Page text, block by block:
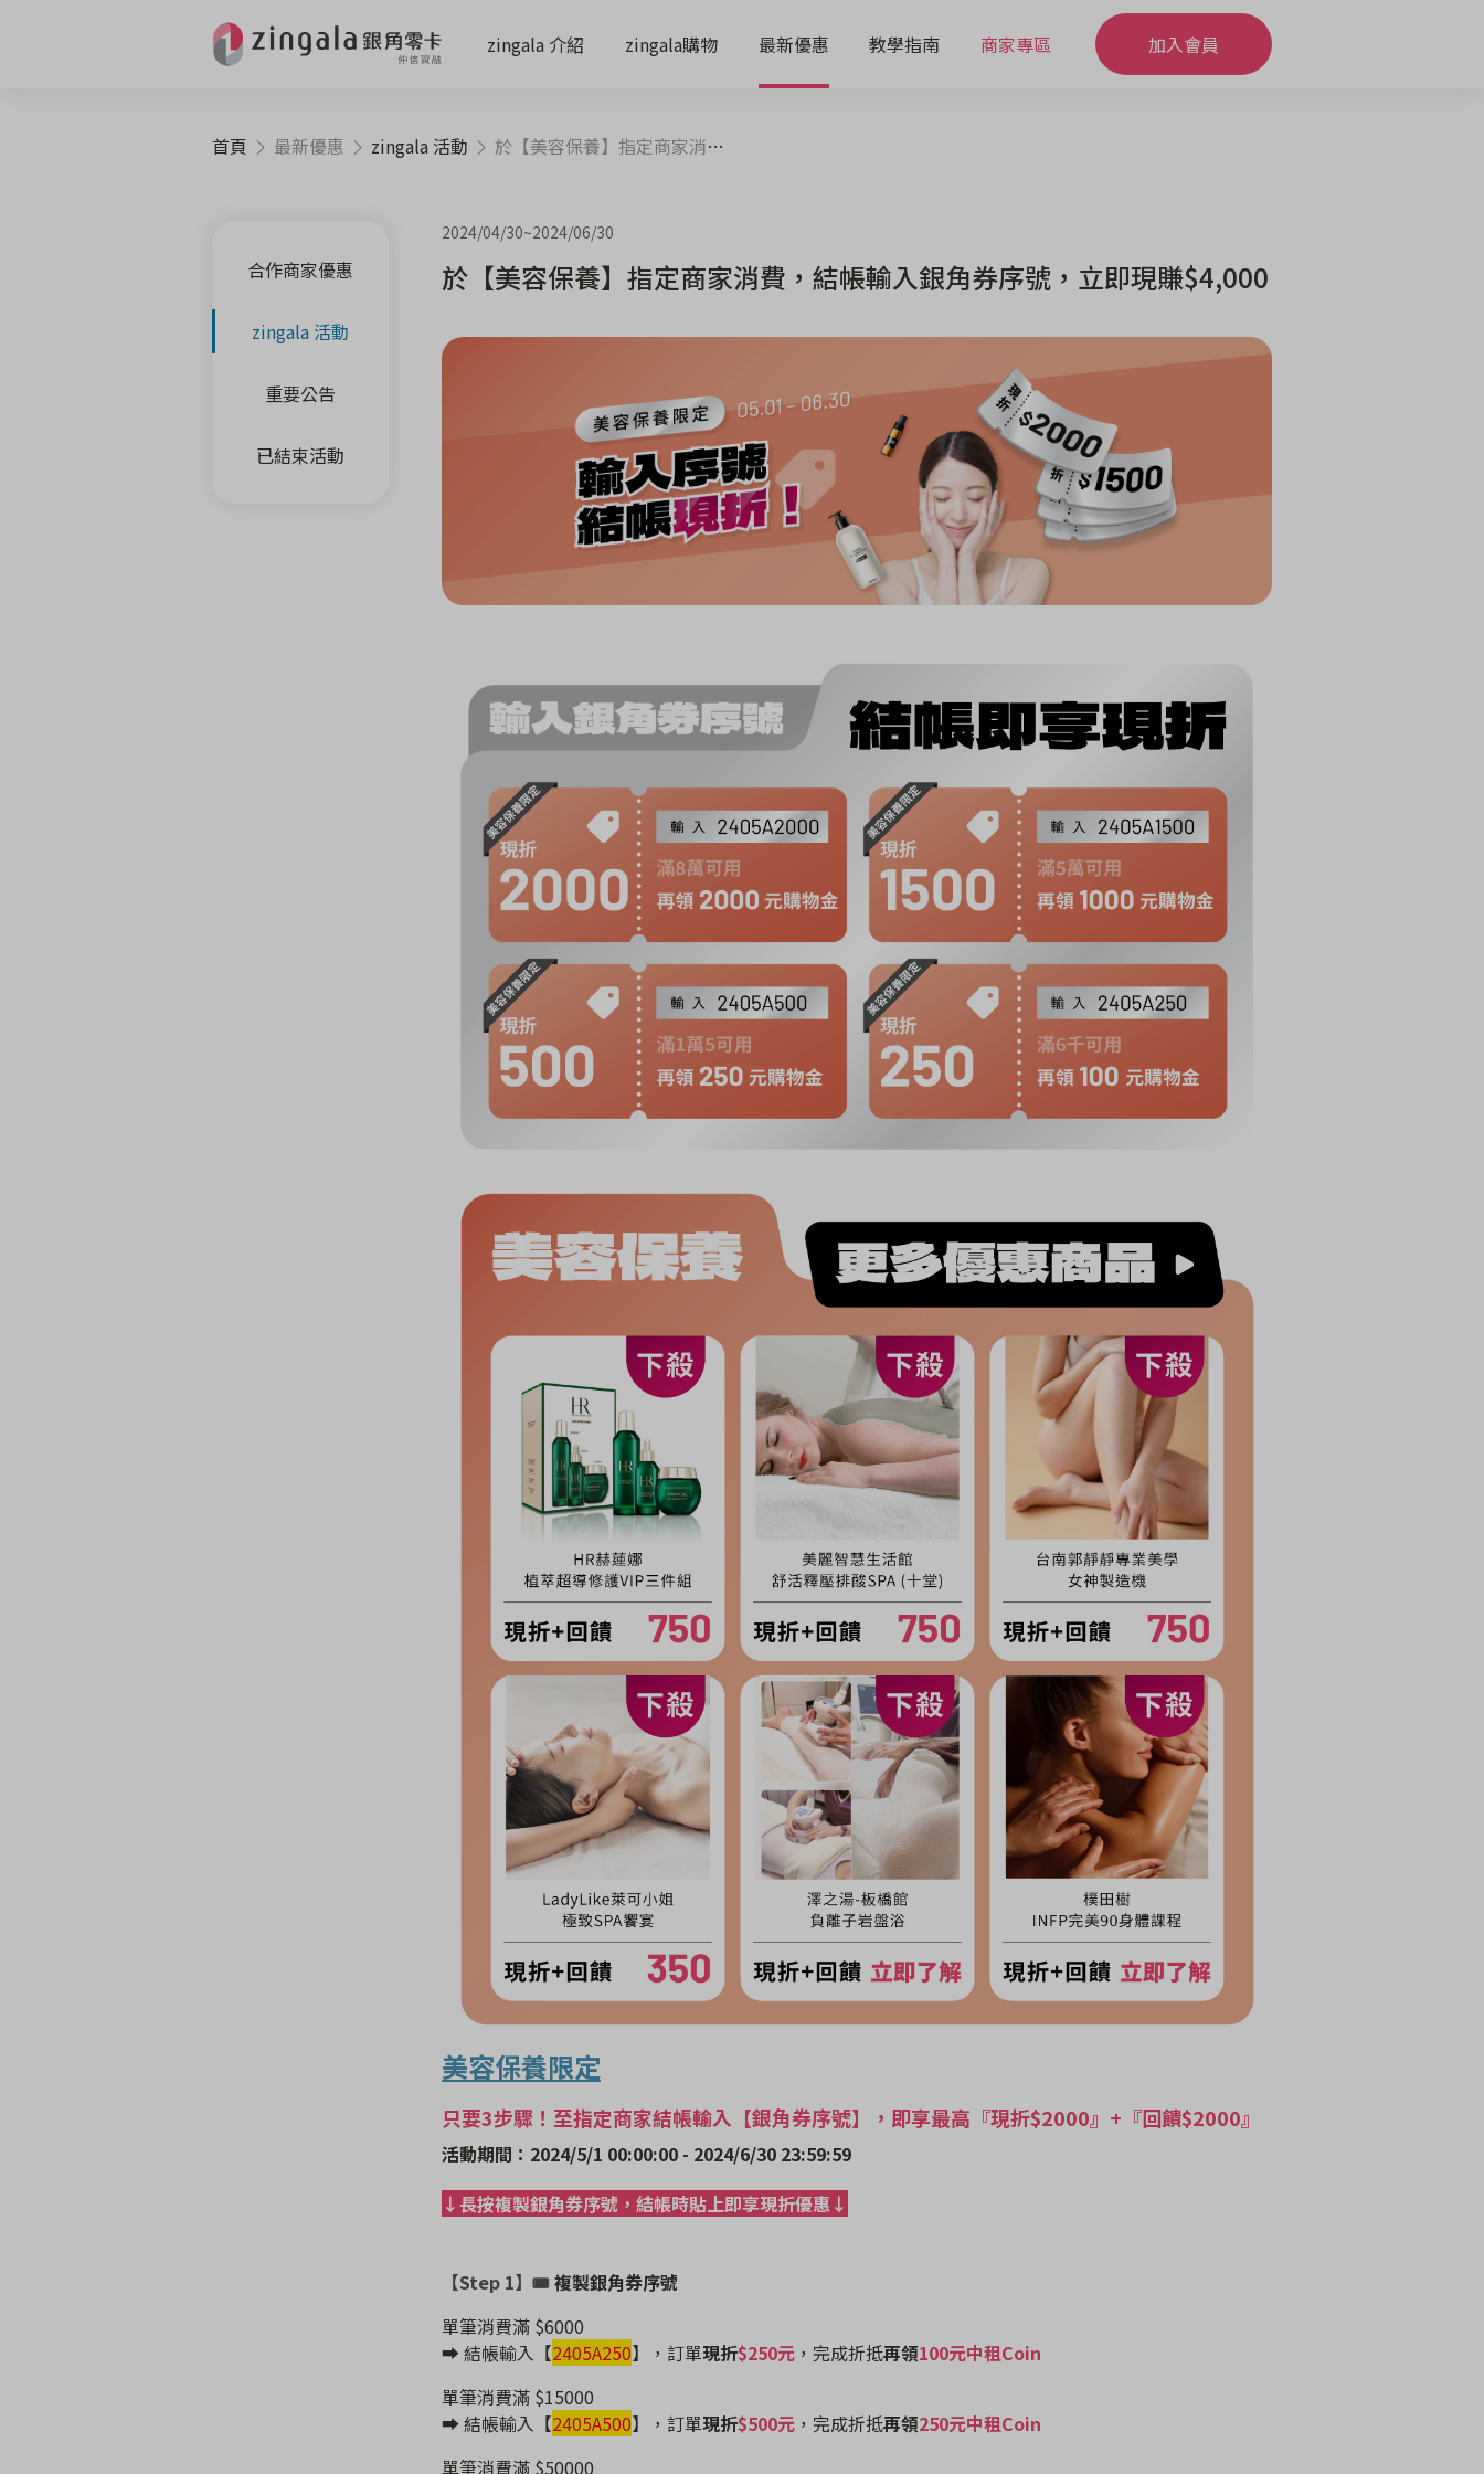
zingala 介紹 zingala購物 最新優惠 教學指南 商家專區 加入會員
首頁 最新優惠 zingala 活動 於【美容保養】指定商家消費，結帳輸入銀角券序號，立即現賺$4,000
合作商家優惠
zingala 活動
重要公告
已結束活動
2024/04/30~2024/06/30
於【美容保養】指定商家消費，結帳輸入銀角券序號，立即現賺$4,000
美容保養限定
只要3步驟！至指定商家結帳輸入【銀角券序號】，即享最高『現折$2000』+『回饋$2000』
活動期間：2024/5/1 00:00:00 - 2024/6/30 23:59:59
↓長按複製銀角券序號，結帳時貼上即享現折優惠↓
【Step 1】🎟複製銀角券序號
單筆消費滿 $6000
➡️ 結帳輸入【2405A250】 ，訂單現折$250元 ，完成折抵再領100元中租Coin
單筆消費滿 $15000
➡️ 結帳輸入【2405A500】 ，訂單現折$500元 ，完成折抵再領250元中租Coin
單筆消費滿 $50000